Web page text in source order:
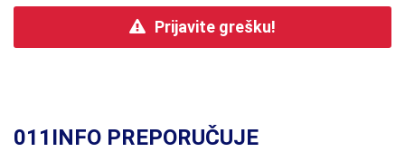
Prijavite grešku!
011INFO PREPORUČUJE